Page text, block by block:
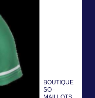
BOUTIQUE
SO -